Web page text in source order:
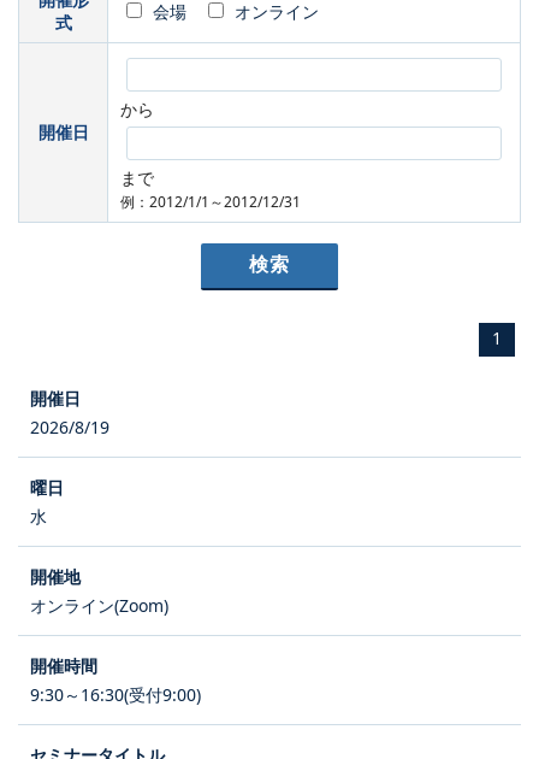
式
会場 オンライン
開催日
から
まで
例：2012/1/1～2012/12/31
1
2026/8/19
水
オンライン(Zoom)
9:30～16:30(受付9:00)